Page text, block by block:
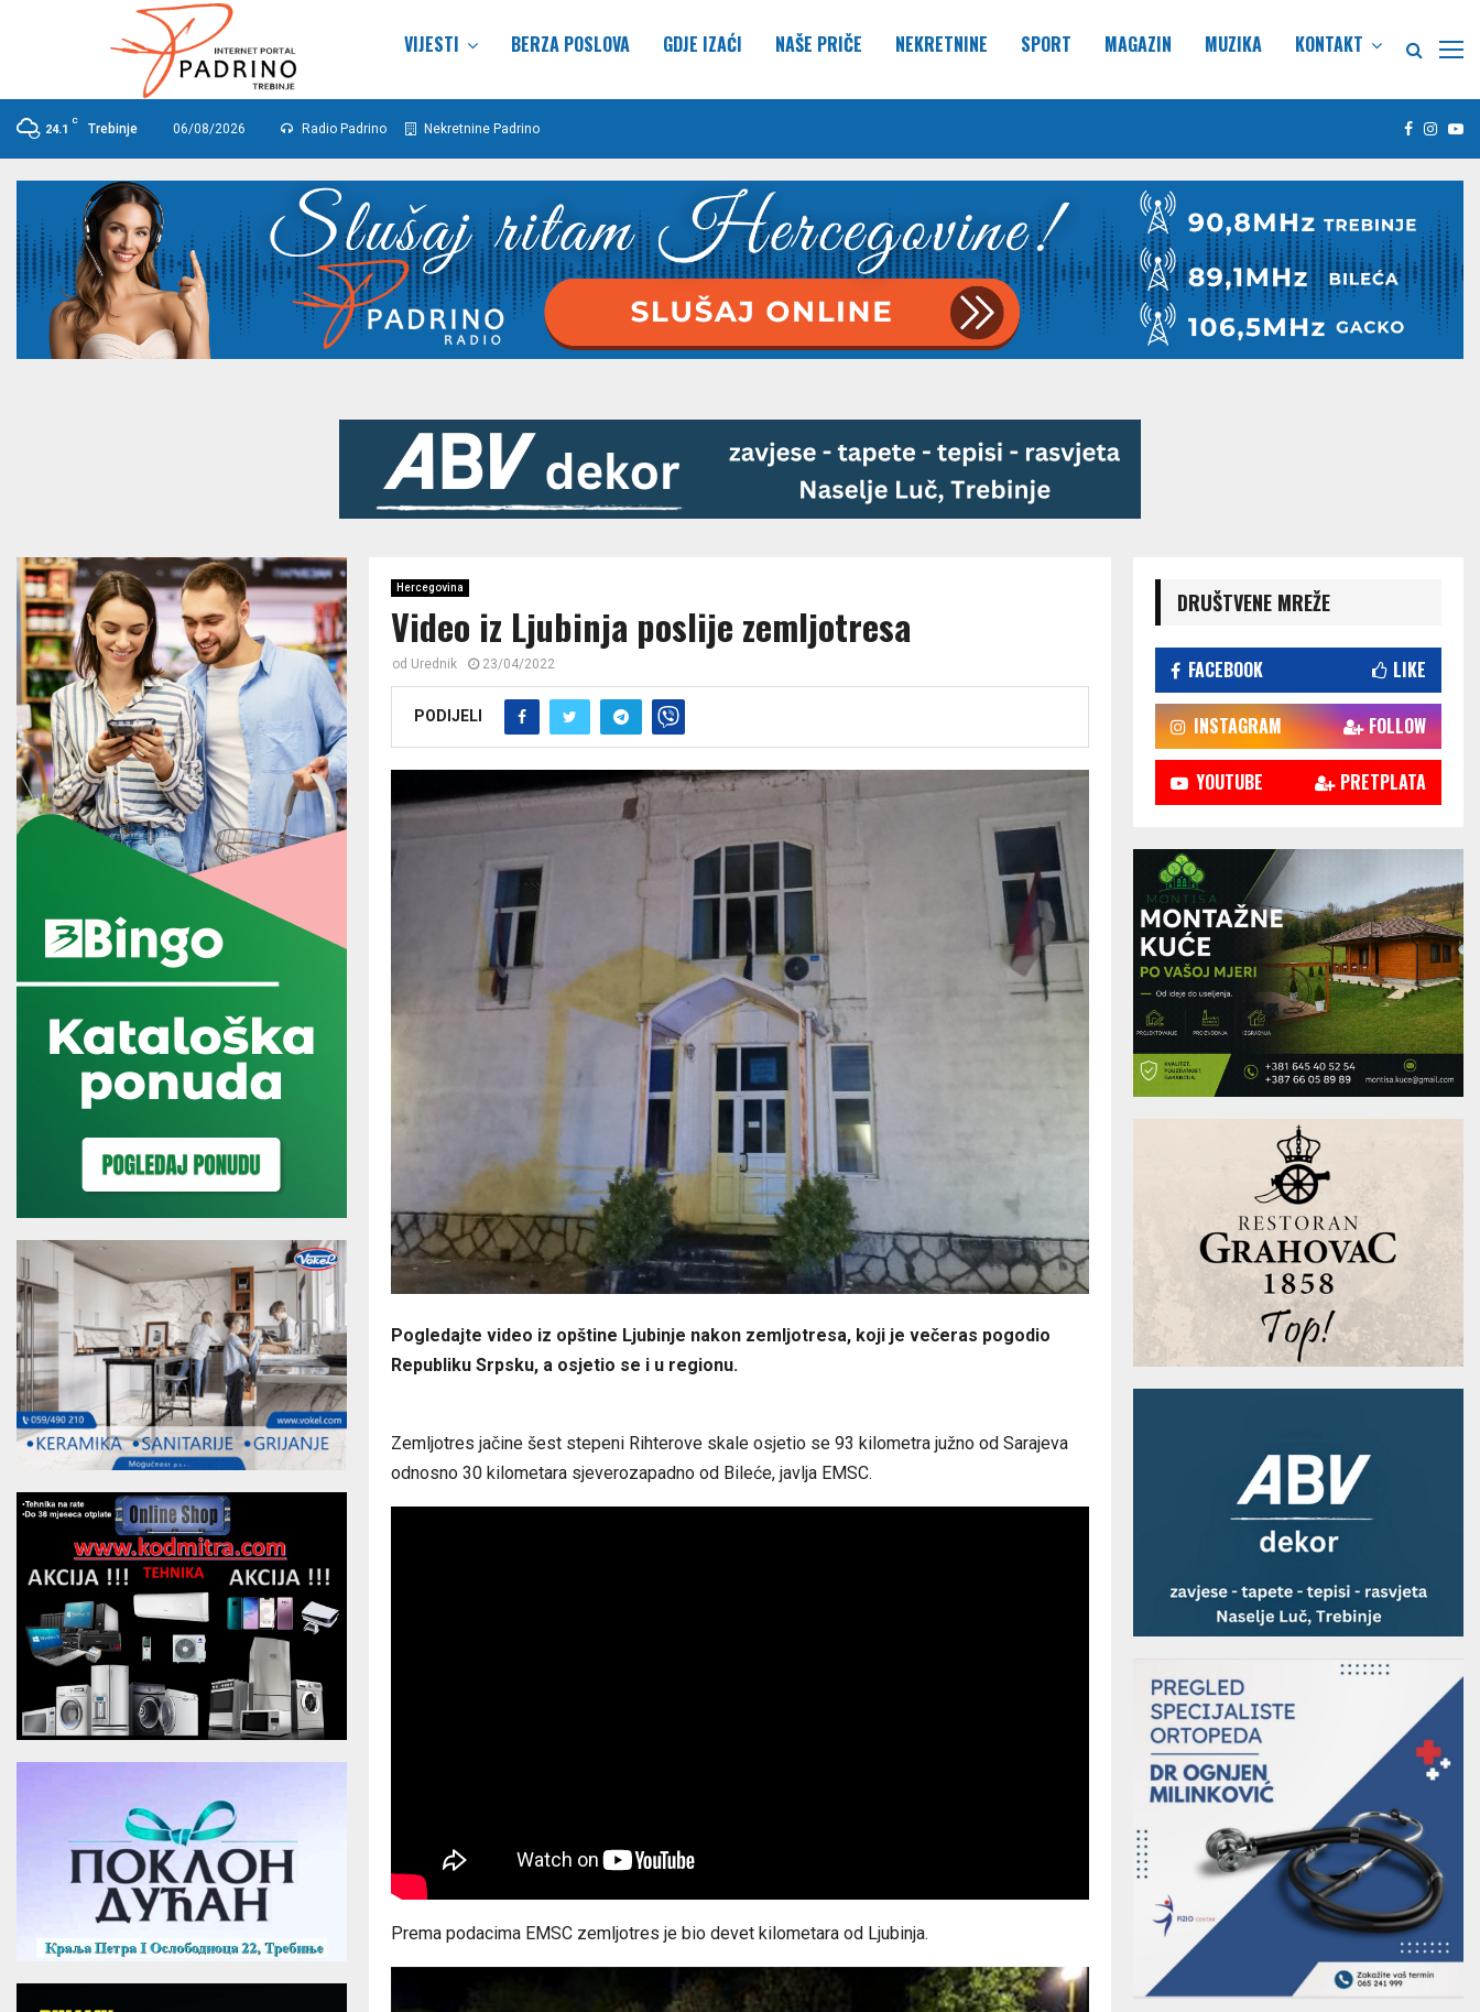
VIJESTI BERZA POSLOVA GDJE IZAĆI NAŠE PRIČE NEKRETNINE SPORT MAGAZIN MUZIKA KONTAKT
24.1
C
Trebinje 06/08/2026 Radio Padrino Nekretnine Padrino Facebook
Hercegovina
Video iz Ljubinja poslije zemljotresa
od Urednik 23/04/2022
PODIJELI
Pogledajte video iz opštine Ljubinje nakon zemljotresa, koji je večeras pogodio
Republiku Srpsku, a osjetio se i u regionu.
Zemljotres jačine šest stepeni Rihterove skale osjetio se 93 kilometra južno od Sarajeva
odnosno 30 kilometara sjeverozapadno od Bileće, javlja EMSC.
Prema podacima EMSC zemljotres je bio devet kilometara od Ljubinja.
DRUŠTVENE MREŽE
FACEBOOK LIKE
INSTAGRAM FOLLOW
YOUTUBE PRETPLATA